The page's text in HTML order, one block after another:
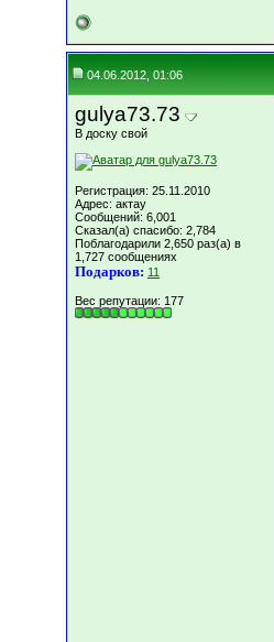
04.06.2012, 01:06
gulya73.73
В доску свой
Регистрация: 25.11.2010
Адрес: актау
Сообщений: 6,001
Сказал(а) спасибо: 2,784
Поблагодарили 2,650 раз(а) в
1,727 сообщениях
Подарков: 11
Вес репутации: 177